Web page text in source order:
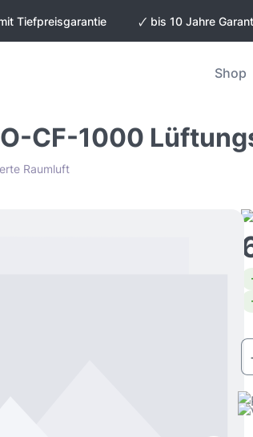
Tiefpreisgarantie 🗸 bis 10 Jahre
Shop
CF-1000
Raumluft